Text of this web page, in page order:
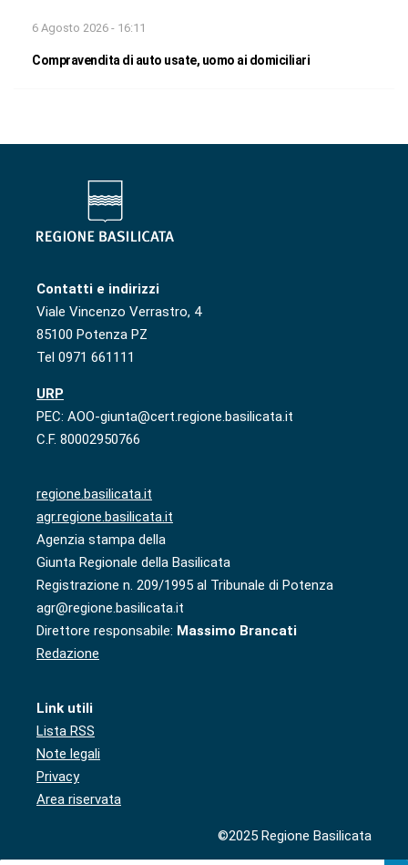
6 Agosto 2026 - 16:11
Compravendita di auto usate, uomo ai domiciliari
Contatti e indirizzi
Viale Vincenzo Verrastro, 4
85100 Potenza PZ
Tel 0971 661111
URP
PEC: AOO-giunta@cert.regione.basilicata.it
C.F. 80002950766
regione.basilicata.it
agr.regione.basilicata.it
Agenzia stampa della
Giunta Regionale della Basilicata
Registrazione n. 209/1995 al Tribunale di Potenza
agr@regione.basilicata.it
Direttore responsabile: Massimo Brancati
Redazione
Link utili
Lista RSS
Note legali
Privacy
Area riservata
©2025 Regione Basilicata